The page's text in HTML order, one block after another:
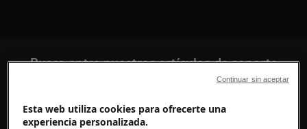
Busca entre nuestros artículos de soporte
Esta web utiliza cookies para ofrecerte una
experiencia personalizada.
Continuar sin aceptar